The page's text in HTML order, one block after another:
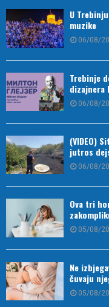
U
muzike
06/08/
Trebinje
dizajnera
06/08/
(VIDEO)
jutros
06/08/
Ova tri
05/08/
Ne
čuvaju
05/08/